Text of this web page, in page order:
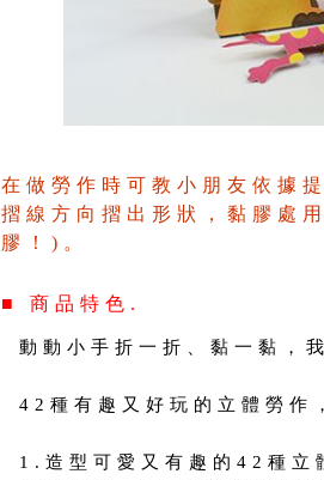
在做勞作時可教小朋友依據
摺線方向摺出形狀，黏膠處
膠！)。
■ 商品特色.
動動小手折一折、黏一黏，
42種有趣又好玩的立體勞作
1.造型可愛又有趣的42種立